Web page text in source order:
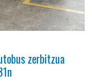
zerbitzua